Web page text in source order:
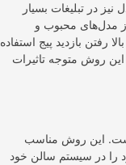
در تبلیغات بسیار
مدل‌های محبوب و
رفتن بازدید پیج استفاده
روش متوجه تاثیرات
این روش مناسب
در سیستم سالن خود